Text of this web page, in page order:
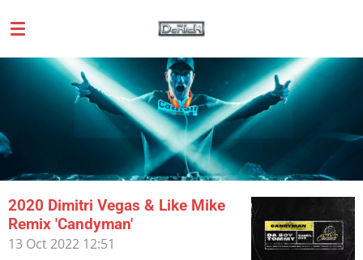
to
main
content
2020 Dimitri Vegas & Like Mike
Remix 'Candyman'
13 Oct 2022 12:51